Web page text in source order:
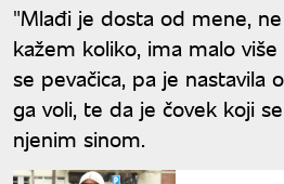
"Mlađi je dosta od mene,
kažem koliko, ima malo
se pevačica, pa je nastavila
ga voli, te da je čovek koji
njenim sinom.